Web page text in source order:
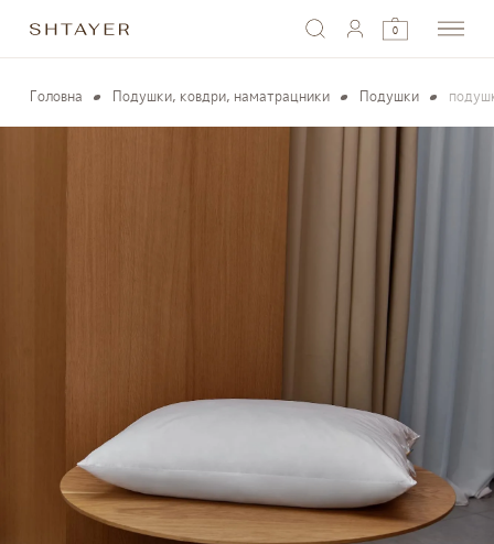
0
Головна Подушки, ковдри, наматрацники Подушки